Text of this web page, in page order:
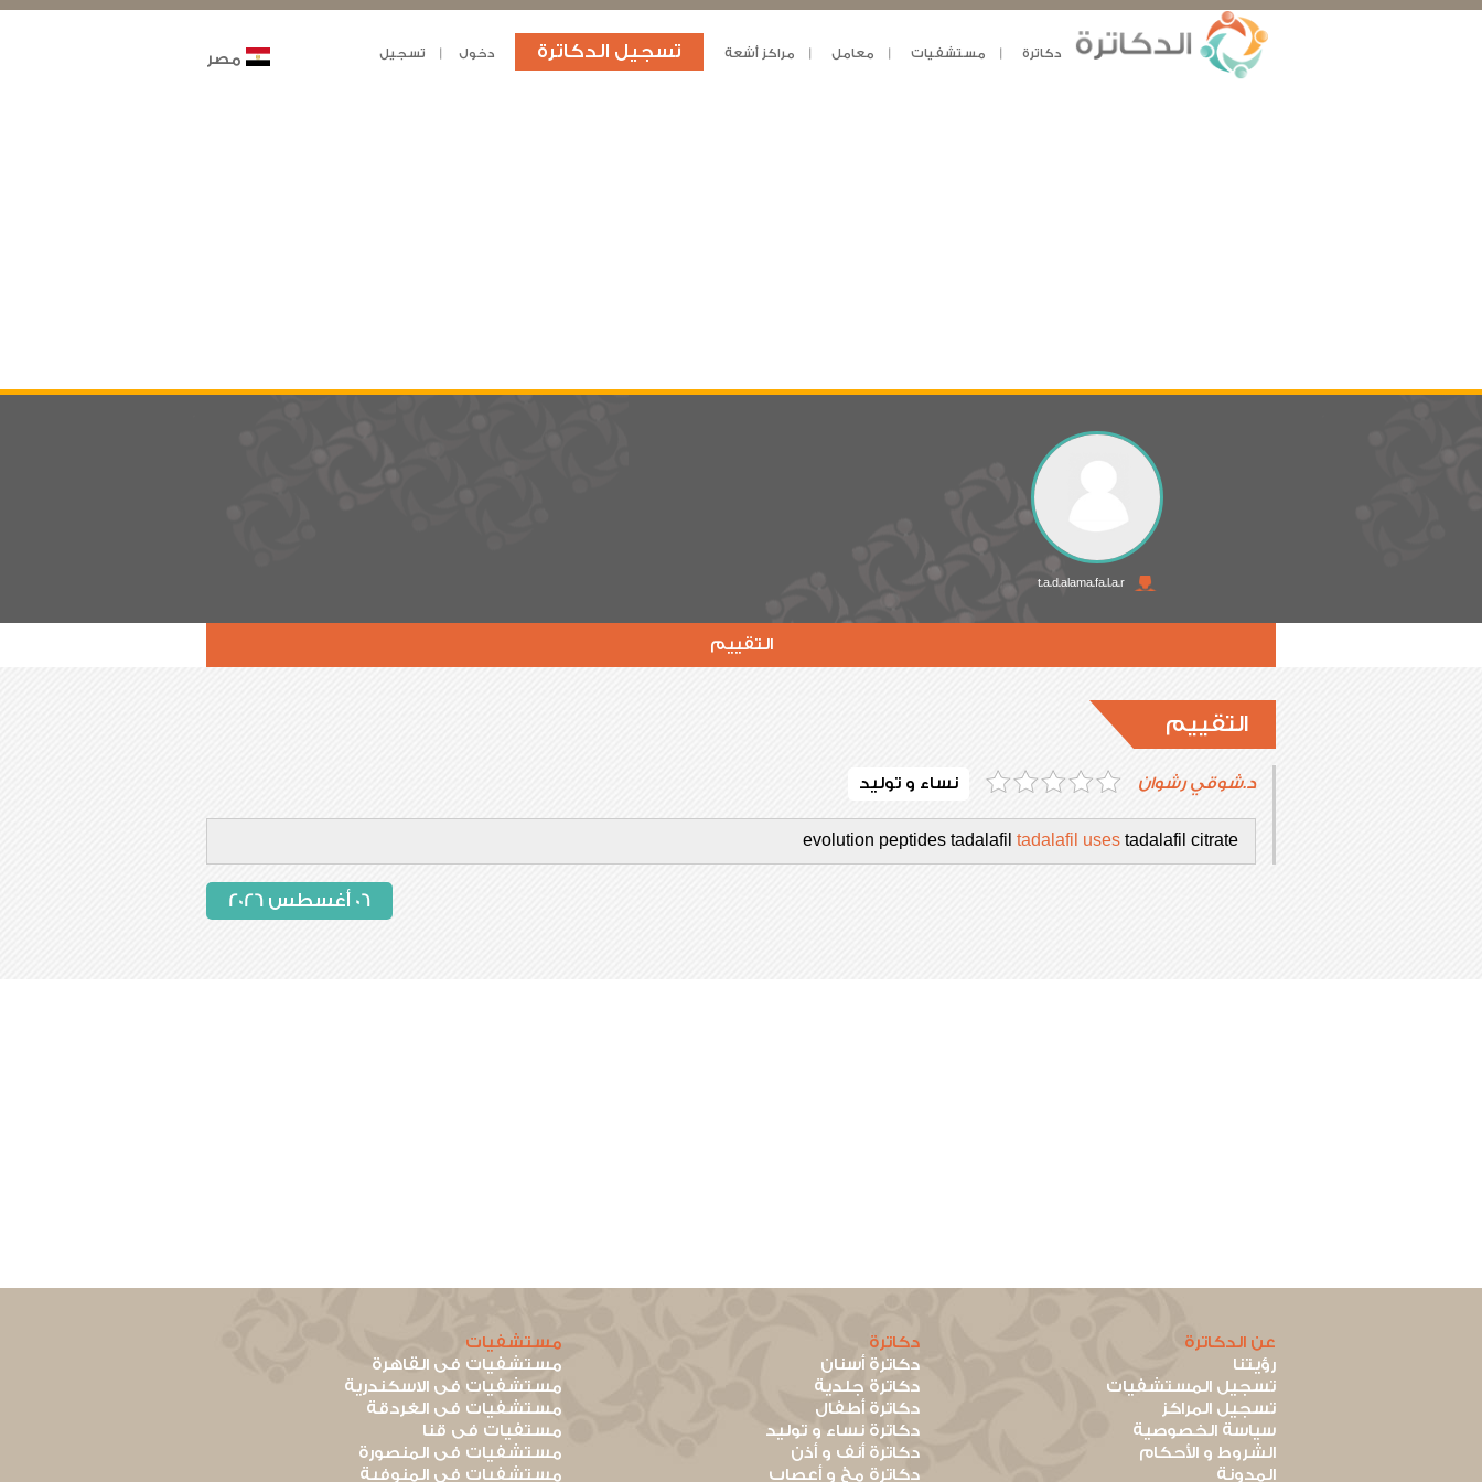
دكاترة مستشفيات معامل مراكز أشعة تسجيل الدكاترة دخول تسجيل مصر
t.a.d.alama.fa.l.a.r
التقييم
التقييم
د.شوقي رشوان نساء و توليد
evolution peptides tadalafil tadalafil uses tadalafil citrate
06 أغسطس 2026
عن الدكاترة
رؤيتنا
تسجيل المستشفيات
تسجيل المراكز
سياسة الخصوصية
الشروط و الأحكام
المدونة
دكاترة
دكاترة أسنان
دكاترة جلدية
دكاترة أطفال
دكاترة نساء و توليد
دكاترة أنف و أذن
دكاترة مخ و أعصاب
مستشفيات
مستشفيات فى القاهرة
مستشفيات فى الاسكندرية
مستشفيات فى الغردقة
مستفيات فى قنا
مستشفيات فى المنصورة
مستشفيات فى المنوفية